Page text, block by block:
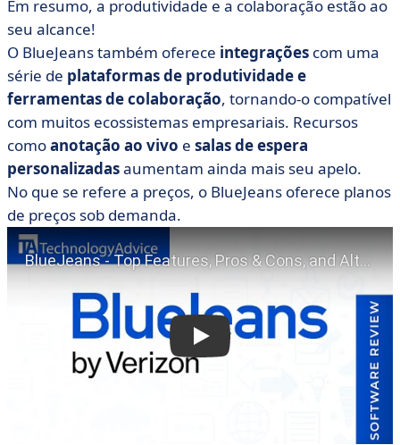
Em resumo, a produtividade e a colaboração estão ao
seu alcance!
O BlueJeans também oferece integrações com uma
série de plataformas de produtividade e
ferramentas de colaboração, tornando-o compatível
com muitos ecossistemas empresariais. Recursos
comoanotação ao vivo e salas de espera
personalizadasaumentam ainda mais seu apelo.
No que se refere a preços, o BlueJeans oferece planos
de preços sob demanda.